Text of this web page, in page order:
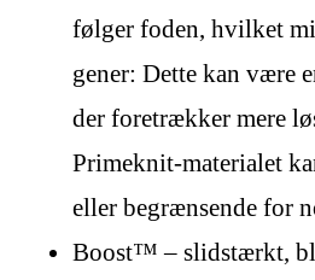
følger foden, hvilket
gener: Dette kan være
der foretrækker mere
Primeknit-materialet
eller begrænsende for
Boost™ – slidstærkt,